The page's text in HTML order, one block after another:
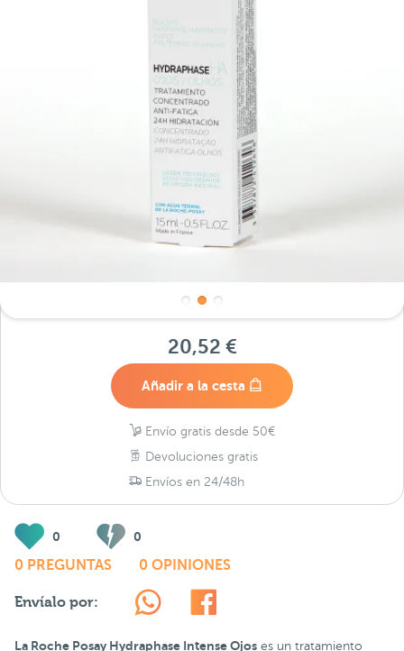
20,52 €
Añadir a la cesta
Envío gratis desde 50€
Devoluciones gratis
Envíos en 24/48h
0 0
0 PREGUNTAS 0 OPINIONES
Envíalo por:
La Roche Posay Hydraphase Intense Ojos es un tratamiento